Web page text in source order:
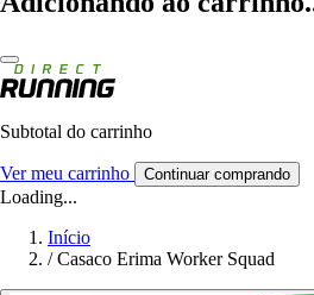
Subtotal do carrinho
Ver meu carrinho Continuar comprando
Loading...
Início
/ Casaco Erima Worker Squad